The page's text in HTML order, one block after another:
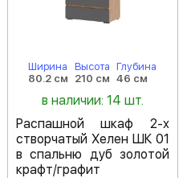
Ширина
80.2 см
Высота
210 см
Глубина
46 см
в наличии: 14 шт.
Распашной шкаф 2-х
створчатый Хелен ШК 01
в спальню дуб золотой
крафт/графит